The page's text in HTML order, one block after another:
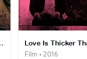
mondiale
Film • 2016